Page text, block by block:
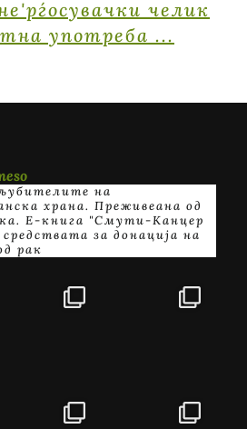
на
храна. Преживеана од
E-книга "Смути-Канцер
за донација на
рак